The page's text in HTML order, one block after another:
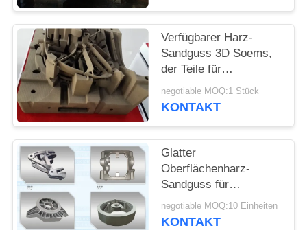
PRIVACY
POLICY
Verfügbarer Harz-
Sandguss 3D Soems,
der Teile für
Baumaschinen druckt
negotiable MOQ:1 Stück
KONTAKT
Glatter
Oberflächenharz-
Sandguss für
landwirtschaftliche
Maschinerie ISO-
negotiable MOQ:10 Einheiten
KONTAKT